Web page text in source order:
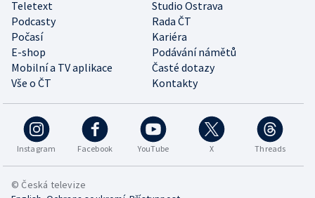
Teletext
Studio Ostrava
Podcasty
Rada ČT
Počasí
Kariéra
E-shop
Podávání námětů
Mobilní a TV aplikace
Časté dotazy
Vše o ČT
Kontakty
Instagram Facebook YouTube X Threads
© Česká televize